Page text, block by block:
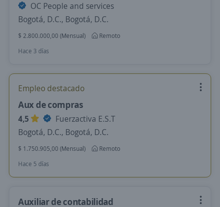
OC People and services
Bogotá, D.C., Bogotá, D.C.
$ 2.800.000,00 (Mensual)
Remoto
Hace 3 días
Empleo destacado
Aux de compras
4,5
Fuerzactiva E.S.T
Bogotá, D.C., Bogotá, D.C.
$ 1.750.905,00 (Mensual)
Remoto
Hace 5 días
Auxiliar de contabilidad